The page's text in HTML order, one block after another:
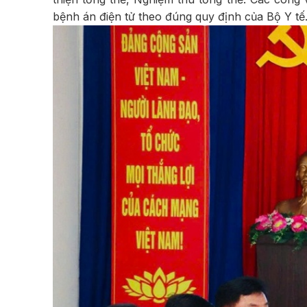
bệnh án điện tử theo đúng quy định của Bộ Y tế.